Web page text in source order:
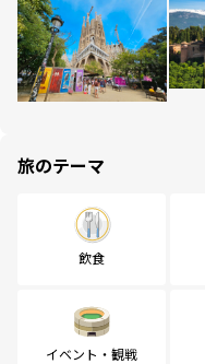
旅のテーマ
飲食
イベント・観戦